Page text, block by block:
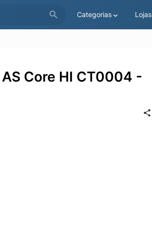
Categorias Lojas
Core HI CT0004 -